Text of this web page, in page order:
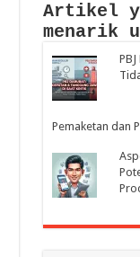
Artikel
menarik
Pemaketan dan